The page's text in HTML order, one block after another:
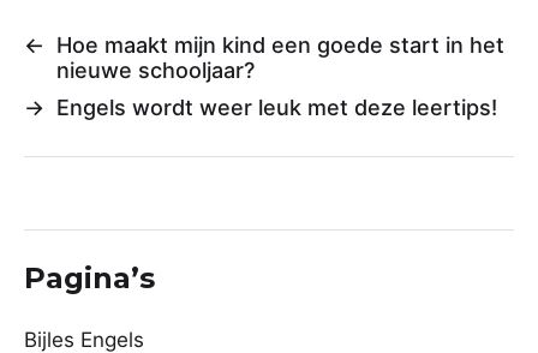
←
Hoe maakt mijn kind een goede start in het
nieuwe schooljaar?
→ Engels wordt weer leuk met deze leertips!
Pagina’s
Bijles Engels